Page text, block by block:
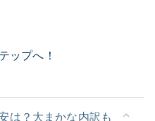
ップへ！
は？大まかな内訳も